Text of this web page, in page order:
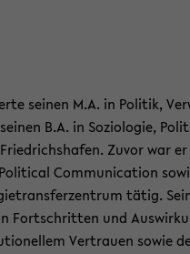
sei­nen M.A. in Po­li­tik,
B.A. in So­zio­lo­gie,
Zuvor war
Com­mu­ni­ca­ti­on
tätig.
Fort­schrit­ten und
Ver­trau­en sowie